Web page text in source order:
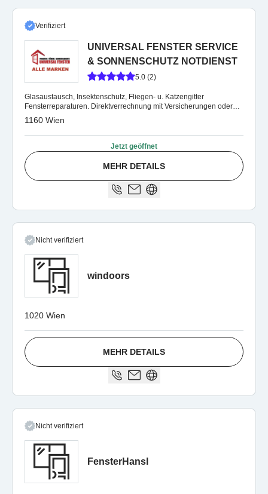
Verifiziert
UNIVERSAL FENSTER SERVICE
& SONNENSCHUTZ NOTDIENST
5.0 (2)
Glasaustausch, Insektenschutz, Fliegen- u. Katzengitter
Fensterreparaturen. Direktverrechnung mit Versicherungen oder
Hausverwaltungen
1160 Wien
Jetzt geöffnet
MEHR DETAILS
Nicht verifiziert
windoors
1020 Wien
MEHR DETAILS
Nicht verifiziert
FensterHansl